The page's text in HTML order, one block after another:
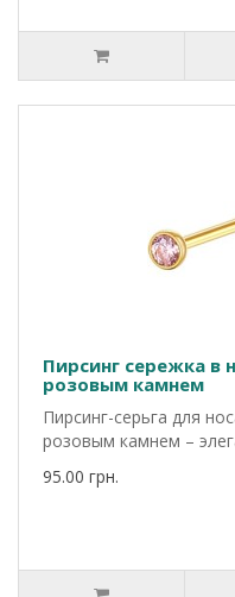
Пирсинг сережка в
розовым камнем
Пирсинг-серьга для
розовым камнем –
95.00 грн.